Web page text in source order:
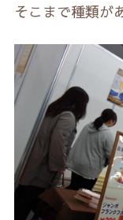
そこまで種類が